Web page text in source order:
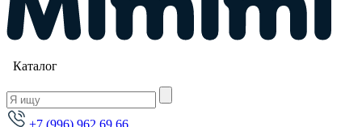
Каталог
+7 (996) 962 69 66